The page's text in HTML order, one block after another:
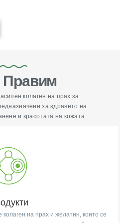
Правим
колаген на прах за
за здравето на
и красотата на кожата
на прах и желатин, които се